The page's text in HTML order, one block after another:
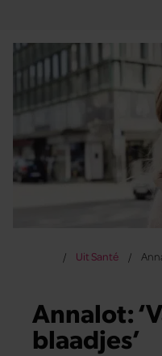
Uit Santé
Annalot:
blaadjes’